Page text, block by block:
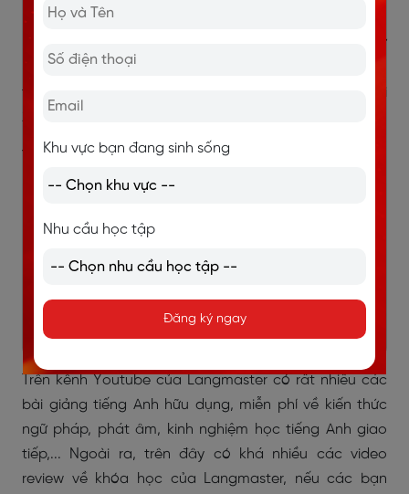
Fanpage: Tiếng Anh giao tiếp Langmaster
Kênh fanpage với các bài chia sẻ về từ vựng, ngữ
pháp, các video hướng dẫn phát âm, các câu giao
tiếp thông dụng,... Hiện tại kênh Fanpage đang có tới
2,4 triệu follower
Youtube: Học Tiếng Anh Langmaster
Trên kênh Youtube của Langmaster có rất nhiều các
bài giảng tiếng Anh hữu dụng, miễn phí về kiến thức
ngữ pháp, phát âm, kinh nghiệm học tiếng Anh giao
tiếp,... Ngoài ra, trên đây có khá nhiều các video
review về khóa học của Langmaster, nếu các bạn
Khu vực bạn đang sinh sống
Nhu cầu học tập
Đăng ký ngay